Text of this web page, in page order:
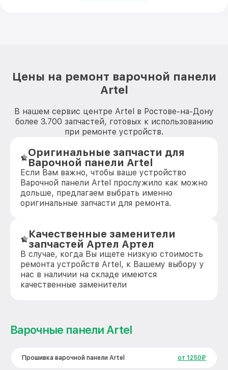
Цены на ремонт варочной панели
Artel
В нашем сервис центре Artel в Ростове-на-Дону
более 3.700 запчастей, готовых к использованию
при ремонте устройств.
Оригинальные запчасти для
Варочной панели Artel
Если Вам важно, чтобы ваше устройство
Варочной панели Artel прослужило как можно
дольше, предлагаем выбрать именно
оригинальные запчасти для ремонта.
Качественные заменители
запчастей Артел Артел
В случае, когда Вы ищете низкую стоимость
ремонта устройств Artel, к Вашему выбору у
нас в наличии на складе имеются
качественные заменители
Варочные панели Artel
Прошивка варочной панели Artel от 1250₽